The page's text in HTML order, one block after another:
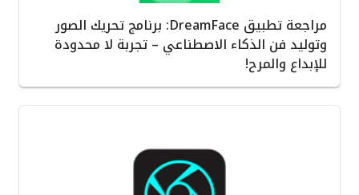
مراجعة تطبيق DreamFace: برنامج تحريك الصور
وتوليد فن الذكاء الاصطناعي – تجربة لا محدودة
للإبداع والمرح!